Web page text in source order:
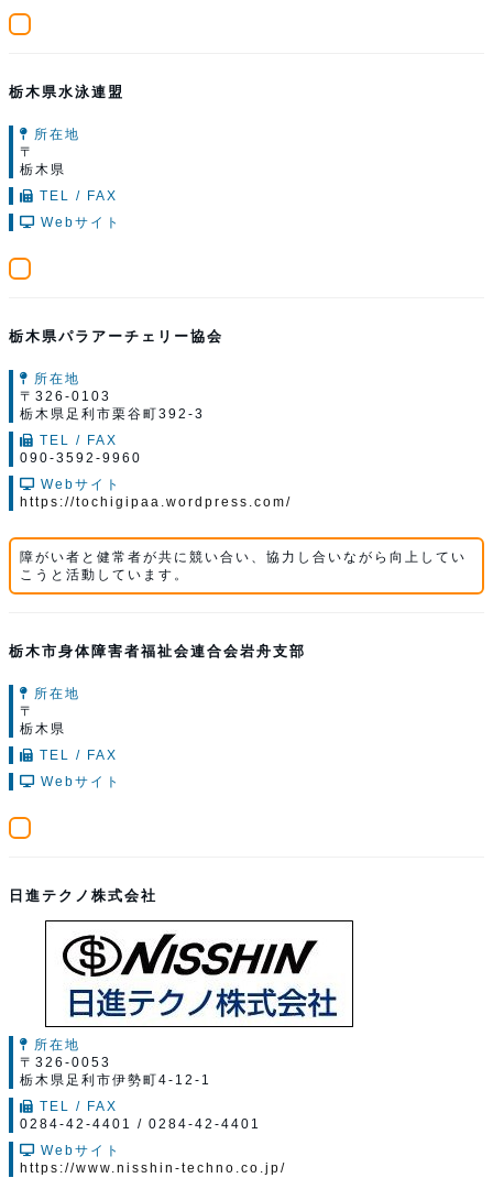
栃木県水泳連盟
所在地
〒
栃木県
TEL / FAX
Webサイト
栃木県パラアーチェリー協会
所在地
〒326-0103
栃木県足利市栗谷町392-3
TEL / FAX
090-3592-9960
Webサイト
https://tochigipaa.wordpress.com/
障がい者と健常者が共に競い合い、協力し合いながら向上してい
こうと活動しています。
栃木市身体障害者福祉会連合会岩舟支部
所在地
〒
栃木県
TEL / FAX
Webサイト
日進テクノ株式会社
所在地
〒326-0053
栃木県足利市伊勢町4-12-1
TEL / FAX
0284-42-4401 / 0284-42-4401
Webサイト
https://www.nisshin-techno.co.jp/